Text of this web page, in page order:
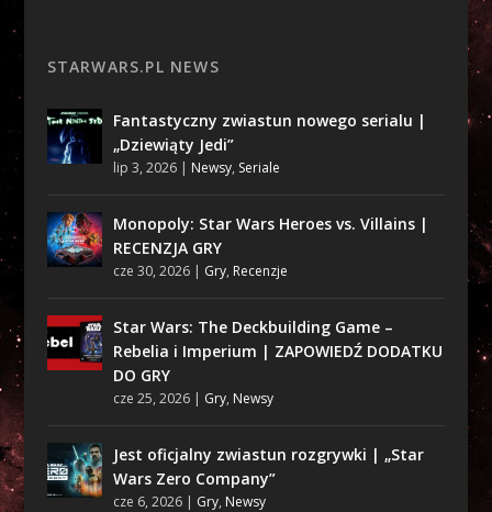
STARWARS.PL NEWS
Fantastyczny zwiastun nowego serialu |
„Dziewiąty Jedi”
lip 3, 2026| Newsy, Seriale
Monopoly: Star Wars Heroes vs. Villains |
RECENZJA GRY
cze 30, 2026| Gry, Recenzje
Star Wars: The Deckbuilding Game –
Rebelia i Imperium | ZAPOWIEDŹ DODATKU
DO GRY
cze 25, 2026| Gry, Newsy
Jest oficjalny zwiastun rozgrywki | „Star
Wars Zero Company”
cze 6, 2026| Gry, Newsy